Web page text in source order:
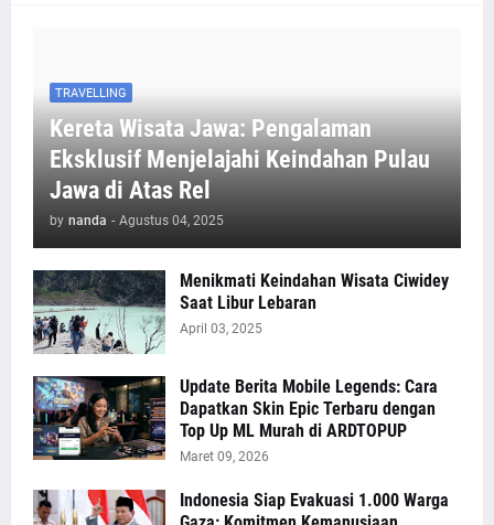
TRAVELLING
Kereta Wisata Jawa: Pengalaman
Eksklusif Menjelajahi Keindahan Pulau
Jawa di Atas Rel
by nanda - Agustus 04, 2025
Menikmati Keindahan Wisata Ciwidey
Saat Libur Lebaran
April 03, 2025
Update Berita Mobile Legends: Cara
Dapatkan Skin Epic Terbaru dengan
Top Up ML Murah di ARDTOPUP
Maret 09, 2026
Indonesia Siap Evakuasi 1.000 Warga